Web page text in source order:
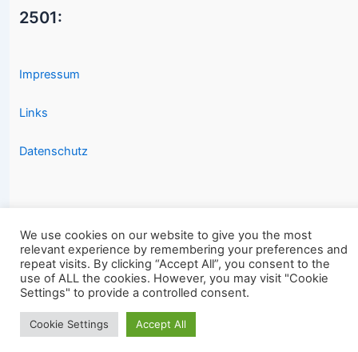
2501:
Impressum
Links
Datenschutz
Copyright © 2026 2501.eu Gute Filme |
We use cookies on our website to give you the most
relevant experience by remembering your preferences and
repeat visits. By clicking “Accept All”, you consent to the
use of ALL the cookies. However, you may visit "Cookie
Settings" to provide a controlled consent.
Cookie Settings Accept All